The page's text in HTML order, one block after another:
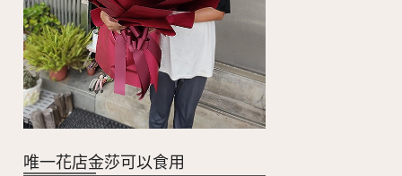
唯一花店金莎可以食用